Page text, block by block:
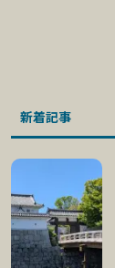
新着記事